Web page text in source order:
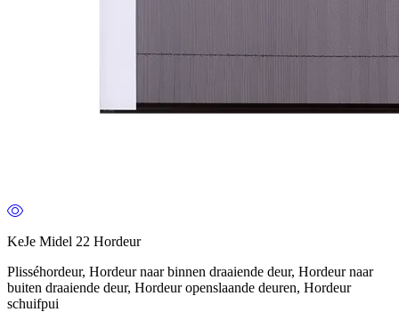
KeJe Midel 22 Hordeur
Plisséhordeur, Hordeur naar binnen draaiende deur, Hordeur naar
buiten draaiende deur, Hordeur openslaande deuren, Hordeur
schuifpui